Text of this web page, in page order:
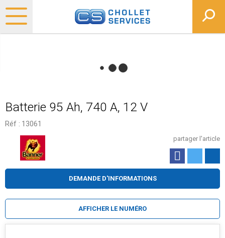
Batterie 95 Ah, 740 A, 12 V
Réf : 13061
partager l'article
DEMANDE D'INFORMATIONS
AFFICHER LE NUMÉRO